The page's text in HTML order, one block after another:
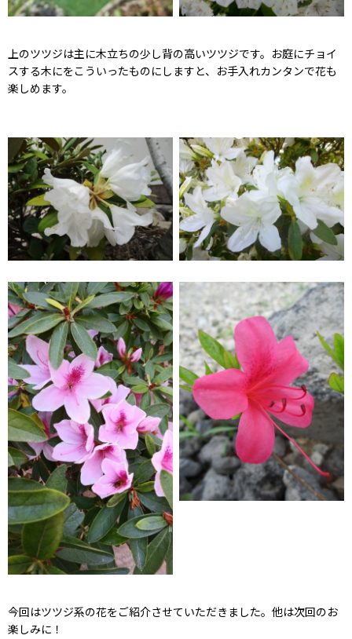
上のツツジは主に木立ちの少し背の高いツツジです。お庭にチョイ
スする木にをこういったものにしますと、お手入れカンタンで花も
楽しめます。
今回はツツジ系の花をご紹介させていただきました。他は次回のお
楽しみに！